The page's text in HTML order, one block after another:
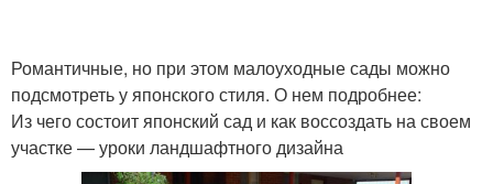
Романтичные, но при этом малоуходные сады можно
подсмотреть у японского стиля. О нем подробнее:
Из чего состоит японский сад и как воссоздать на своем
участке — уроки ландшафтного дизайна